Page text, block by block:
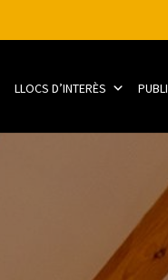
LLOCS D’INTERÈS